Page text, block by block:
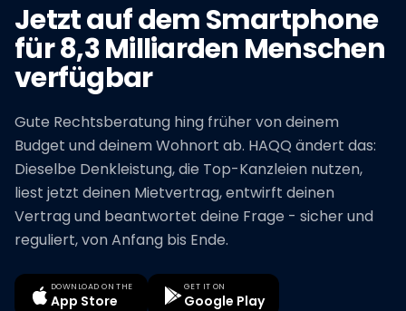
Jetzt auf dem Smartphone
für 8,3 Milliarden Menschen
verfügbar
Gute Rechtsberatung hing früher von deinem
Budget und deinem Wohnort ab. HAQQ ändert das:
Dieselbe Denkleistung, die Top-Kanzleien nutzen,
liest jetzt deinen Mietvertrag, entwirft deinen
Vertrag und beantwortet deine Frage - sicher und
reguliert, von Anfang bis Ende.
DOWNLOAD ON THE
App Store
GET IT ON
Google Play